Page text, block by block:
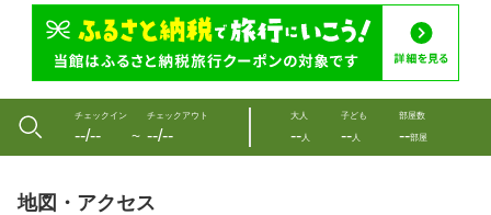
チェックイン
--/-- 〜
チェックアウト
--/--
大人
--人
子ども
--人
部屋数
--部屋
地図・アクセス